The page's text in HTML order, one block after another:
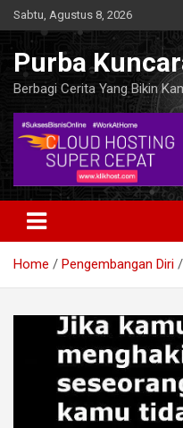
Skip
to
content
Sabtu, Agustus 8, 2026
Purba
Berbagi Cerita Yang Bikin
Home Pengembangan Diri